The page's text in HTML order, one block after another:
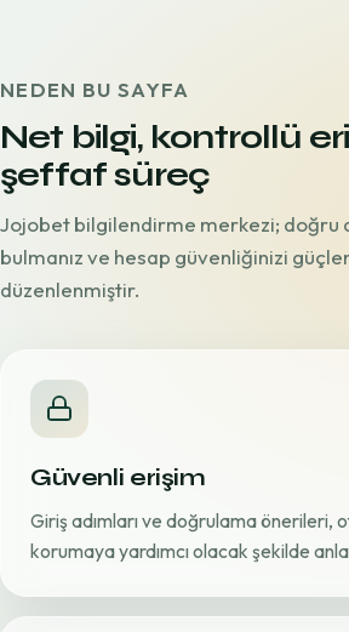
NEDEN BU SAYFA
Net bilgi, kontrollü
şeffaf süreç
Jojobet bilgilendirme merkezi; doğru
bulmanız ve hesap güvenliğinizi
düzenlenmiştir.
Güvenli erişim
Giriş adımları ve doğrulama önerileri,
korumaya yardımcı olacak şekilde